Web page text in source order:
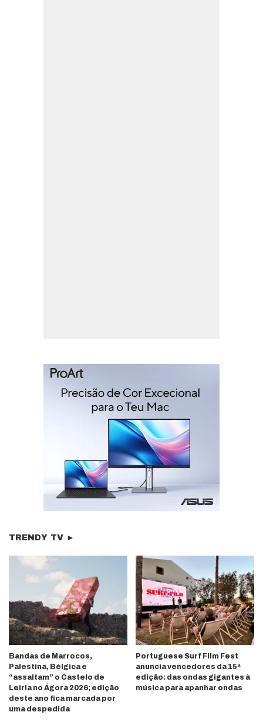
TRENDY TV ►
Bandas de Marrocos,
Palestina, Bélgica e
“assaltam” o Castelo de
Leiria no Ágora 2026; edição
deste ano fica marcada por
uma despedida
Portuguese Surf Film Fest
anuncia vencedores da 15ª
edição: das ondas gigantes à
música para apanhar ondas